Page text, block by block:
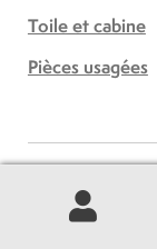
Toile et cabine
Pièces usagées
Vous
Recherche
Recherche